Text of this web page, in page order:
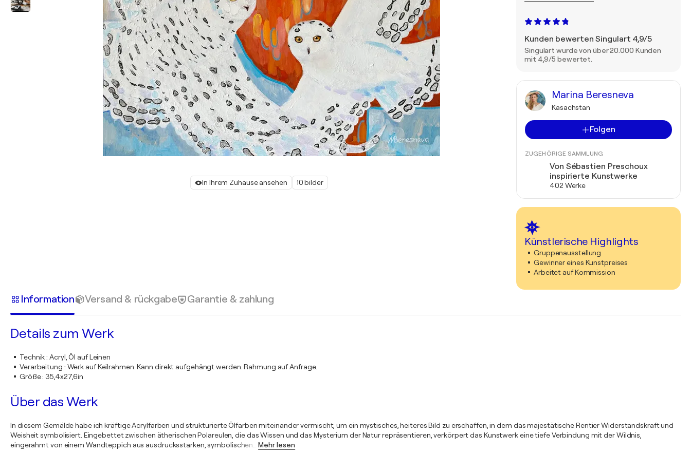
In Ihrem Zuhause ansehen 10 bilder
Kunden bewerten Singulart 4,9/5
Singulart wurde von über 20.000 Kunden
mit 4,9/5 bewertet.
Marina Beresneva
Kasachstan
Folgen
ZUGEHÖRIGE SAMMLUNG
Von Sébastien Preschoux
inspirierte Kunstwerke
402 Werke
Künstlerische Highlights
Gruppenausstellung
Gewinner eines Kunstpreises
Arbeitet auf Kommission
Information Versand & rückgabe Garantie & zahlung
Details zum Werk
Technik:Acryl, Öl auf Leinen
Verarbeitung : Werk auf Keilrahmen. Kann direkt aufgehängt werden. Rahmung auf Anfrage.
Größe: 35,4x27,6in
Über das Werk
In diesem Gemälde habe ich kräftige Acrylfarben und strukturierte Ölfarben miteinander vermischt, um ein mystisches, heiteres Bild zu erschaffen, in dem das majestätische Rentier Widerstandskraft und
Weisheit symbolisiert. Eingebettet zwischen ätherischen Polareulen, die das Wissen und das Mysterium der Natur repräsentieren, verkörpert das Kunstwerk eine tiefe Verbindung mit der Wildnis,
eingerahmt von einem Wandteppich aus ausdrucksstarken, symbolischen
Mehr lesen